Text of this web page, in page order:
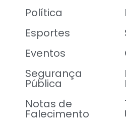
Política
Esportes
Eventos
Segurança
Pública
Notas de
Falecimento